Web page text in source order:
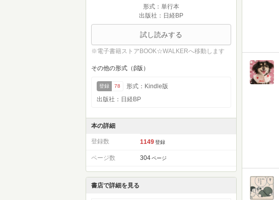
形式：単行本
出版社：日経BP
試し読みする
※電子書籍ストアBOOK☆WALKERへ移動します
その他の形式（β版）
登録 78
形式：Kindle版
出版社：日経BP
本の詳細
登録数 1149 登録
ページ数 304 ページ
書店で詳細を見る